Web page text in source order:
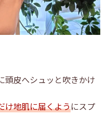
頭皮へシュッと吹きかけ
け地肌に届くようにスプ